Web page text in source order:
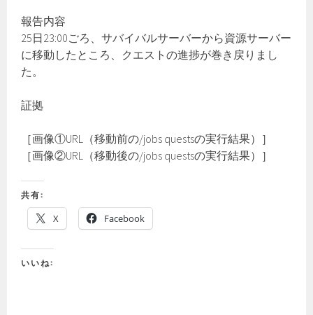
報告内容
25日23:00ごろ、サバイバルサーバーから資源サーバー
に移動したところ、クエストの進捗が巻き戻りまし
た。
証拠
［画像①URL（移動前の/jobs questsの実行結果）］
［画像②URL（移動後の/jobs questsの実行結果）］
共有:
X Facebook
いいね: